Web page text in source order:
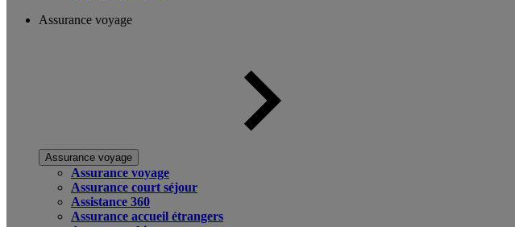
Assurance voyage
Assurance voyage
Assurance voyage
Assurance court séjour
Assistance 360
Assurance accueil étrangers